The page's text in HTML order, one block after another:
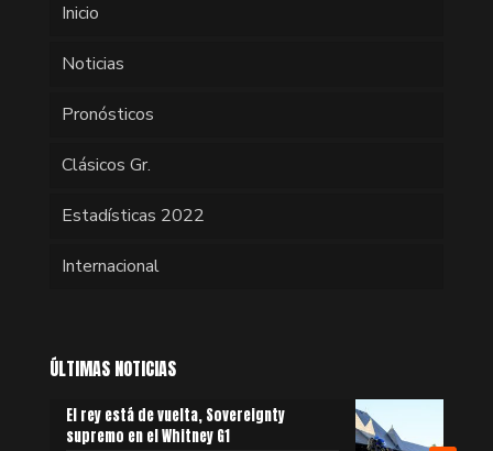
Inicio
Noticias
Pronósticos
Clásicos Gr.
Estadísticas 2022
Internacional
ÚLTIMAS NOTICIAS
El rey está de vuelta, Sovereignty
supremo en el Whitney G1